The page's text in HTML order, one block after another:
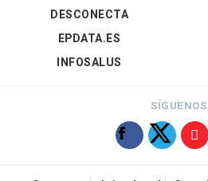
DESCONECTA
EPDATA.ES
INFOSALUS
SÍGUENOS